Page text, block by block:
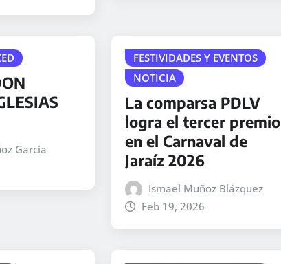
Garcia
FESTIVIDADES Y EVENTOS
NOTICIA
La comparsa PDLV
logra el tercer premio
en el Carnaval de
Jaraíz 2026
Ismael Muñoz Blázquez
Feb 19, 2026